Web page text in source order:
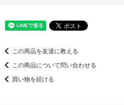
この商品を友達に教える
この商品について問い合わせる
買い物を続ける